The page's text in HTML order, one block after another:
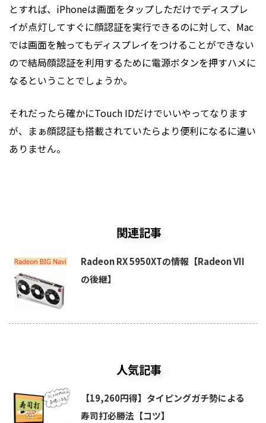
とすれば、iPhoneは画面をタップしただけでディスプレ
イが点灯してすぐに顔認証を実行できるのに対して、Mac
では画面を触ってもディスプレイをつけることができない
ので結局顔認証を利用するために電源ボタンを押すハメに
なるということでしょうか。
それだったら確かにTouch IDだけでいいやってなります
が、まぁ顔認証も搭載されていたらより便利になるに違い
ありません。
関連記事
Radeon RX 5950XTの情報【Radeon VII
の後継】
人気記事
【19,260円得】タイピングガチ勢による
寿司打必勝法【コツ】